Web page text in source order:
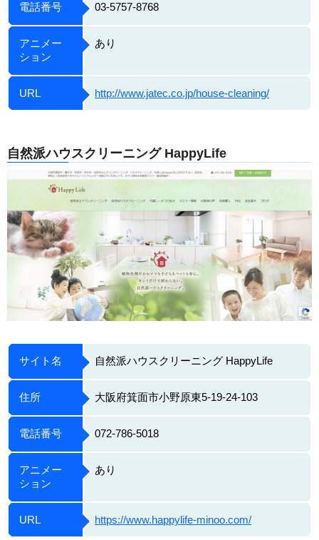
電話番号 03-5757-8768
アニメー
ション
あり
URL http://www.jatec.co.jp/house-cleaning/
自然派ハウスクリーニング HappyLife
サイト名 自然派ハウスクリーニング HappyLife
住所 大阪府箕面市小野原東5-19-24-103
電話番号 072-786-5018
アニメー
ション
あり
URL https://www.happylife-minoo.com/